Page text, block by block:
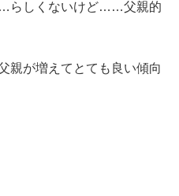
らしくないけど……父親的
親が増えてとても良い傾向